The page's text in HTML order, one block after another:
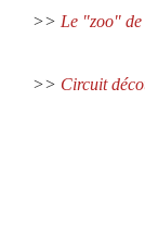
>> Le "zoo"
>> Circuit